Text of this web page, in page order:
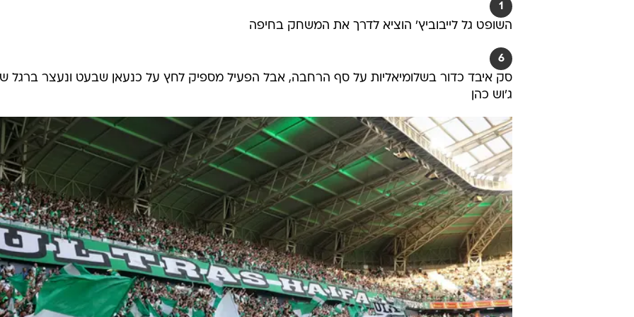
1
השופט גל לייבוביץ' הוציא לדרך את המשחק בחיפה
6
סק איבד כדור בשלומיאליות על סף הרחבה, אבל הפעיל מספיק לחץ על כנעאן שבעט ונעצר ברגל
ג'וש כהן